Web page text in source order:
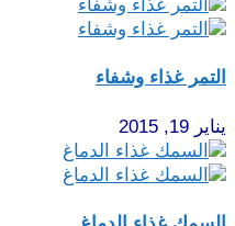
التمر غذاء وشفاء
يناير 19, 2015